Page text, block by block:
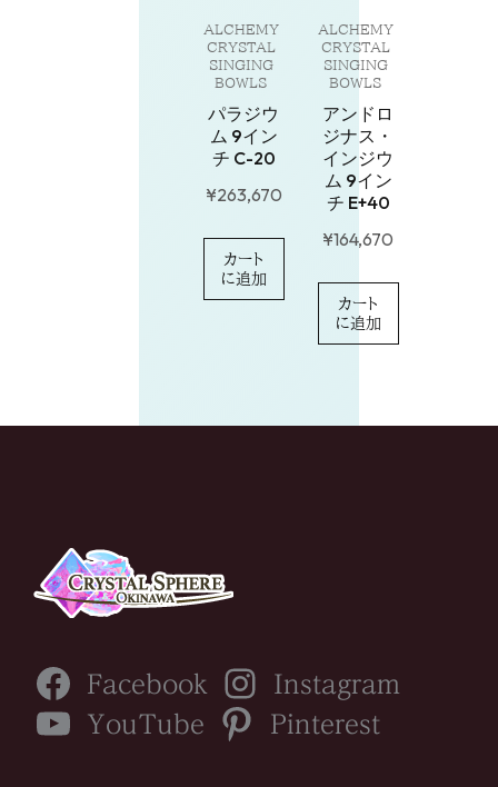
ALCHEMY
CRYSTAL
SINGING
BOWLS
パラジウ
ム 9イン
チ C-20
¥263,670
カート
に追加
ALCHEMY
CRYSTAL
SINGING
BOWLS
アンドロ
ジナス・
インジウ
ム 9イン
チ E+40
¥164,670
カート
に追加
Facebook
Instagram
YouTube
Pinterest